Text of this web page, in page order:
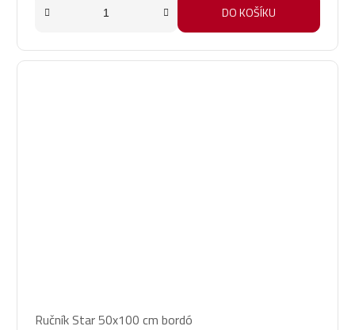
DO KOŠÍKU
Ručník Star 50x100 cm bordó